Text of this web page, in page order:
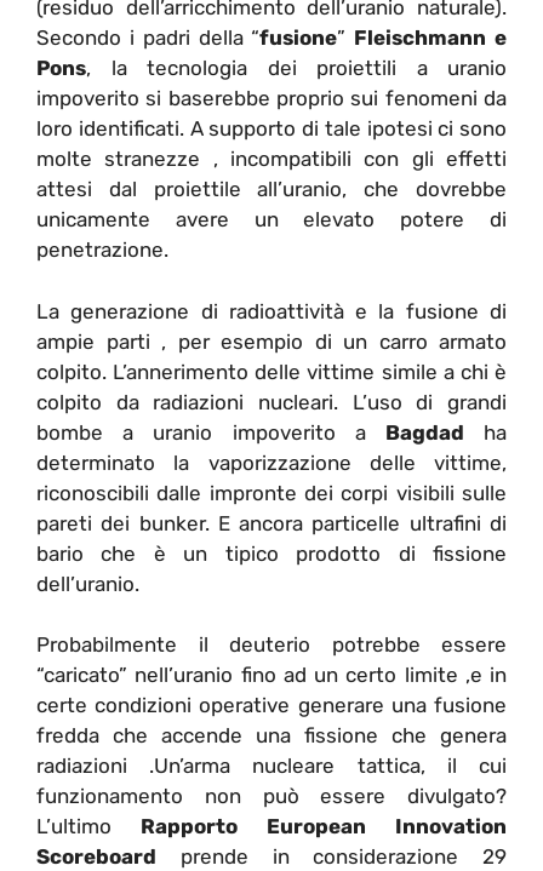
(residuo dell’arricchimento dell’uranio naturale).
Secondo i padri della “fusione” Fleischmann e
Pons, la tecnologia dei proiettili a uranio
impoverito si baserebbe proprio sui fenomeni da
loro identificati. A supporto di tale ipotesi ci sono
molte stranezze , incompatibili con gli effetti
attesi dal proiettile all’uranio, che dovrebbe
unicamente avere un elevato potere di
penetrazione.
La generazione di radioattività e la fusione di
ampie parti , per esempio di un carro armato
colpito. L’annerimento delle vittime simile a chi è
colpito da radiazioni nucleari. L’uso di grandi
bombe a uranio impoverito a Bagdad ha
determinato la vaporizzazione delle vittime,
riconoscibili dalle impronte dei corpi visibili sulle
pareti dei bunker. E ancora particelle ultrafini di
bario che è un tipico prodotto di fissione
dell’uranio.
Probabilmente il deuterio potrebbe essere
“caricato” nell’uranio fino ad un certo limite ,e in
certe condizioni operative generare una fusione
fredda che accende una fissione che genera
radiazioni .Un’arma nucleare tattica, il cui
funzionamento non può essere divulgato?
L’ultimo Rapporto European Innovation
Scoreboard prende in considerazione 29